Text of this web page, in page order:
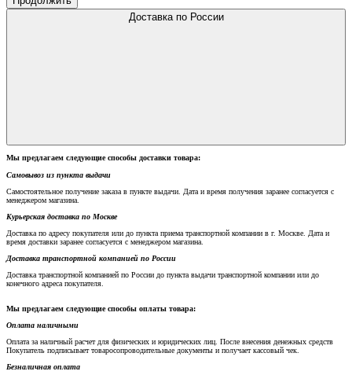
Доставка по России
Мы предлагаем следующие способы доставки товара:
Самовывоз из пункта выдачи
Самостоятельное получение заказа в пункте выдачи. Дата и время получения заранее согласуется с
менеджером магазина.
Курьерская доставка по Москве
Доставка по адресу покупателя или до пункта приема транспортной компании в г. Москве. Дата и
время доставки заранее согласуется с менеджером магазина.
Доставка транспортной компанией по России
Доставка транспортной компанией по России до пункта выдачи транспортной компании или до
конечного адреса покупателя.
Мы предлагаем следующие способы оплаты товара:
Оплата наличными
Оплата за наличный расчет для физических и юридических лиц. После внесения денежных средств
Покупатель подписывает товаросопроводительные документы и получает кассовый чек.
Безналичная оплата